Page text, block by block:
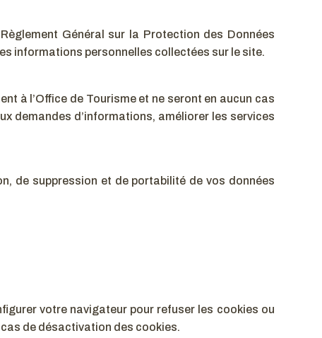
Général sur la Protection des Données
informations personnelles collectées sur le site.
à l’Office de Tourisme et ne seront en aucun cas
demandes d’informations, améliorer les services
de suppression et de portabilité de vos données
votre navigateur pour refuser les cookies ou
de désactivation des cookies.